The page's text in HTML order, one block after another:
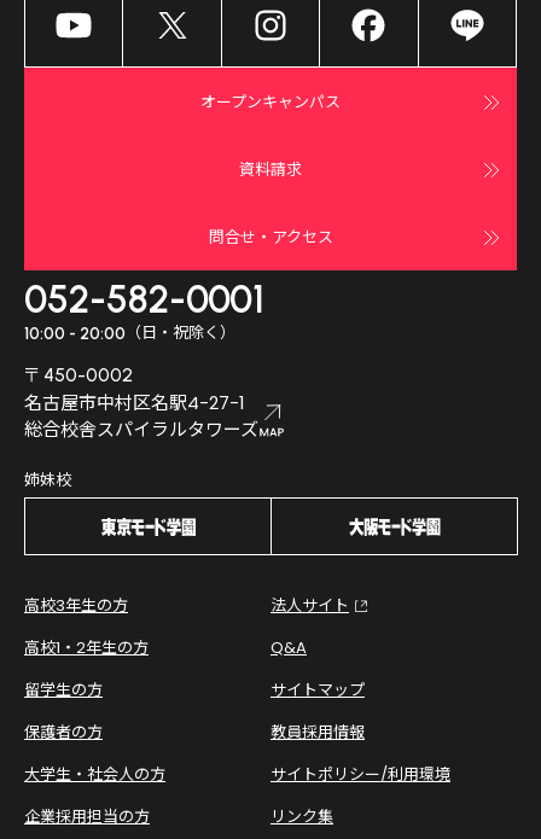
オープンキャンパス
資料請求
問合せ・アクセス
052-582-0001
10:00 - 20:00 （日・祝除く）
〒450-0002
名古屋市中村区名駅4-27-1
総合校舎スパイラルタワーズ
姉妹校
高校3年生の方
高校1・2年生の方
留学生の方
保護者の方
大学生・社会人の方
企業採用担当の方
法人サイト
Q&A
サイトマップ
教員採用情報
サイトポリシー/利用環境
リンク集